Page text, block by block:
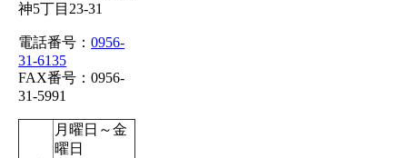
神5丁目23-31
電話番号：0956-
31-6135
FAX番号：0956-
31-5991
月曜日～金
曜日